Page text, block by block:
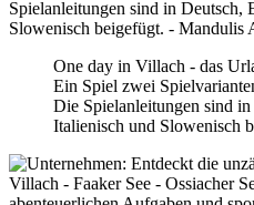
One day in Villach - das
Ein Spiel zwei
Die Spielanleitungen sind
Italienisch und Slowenisch